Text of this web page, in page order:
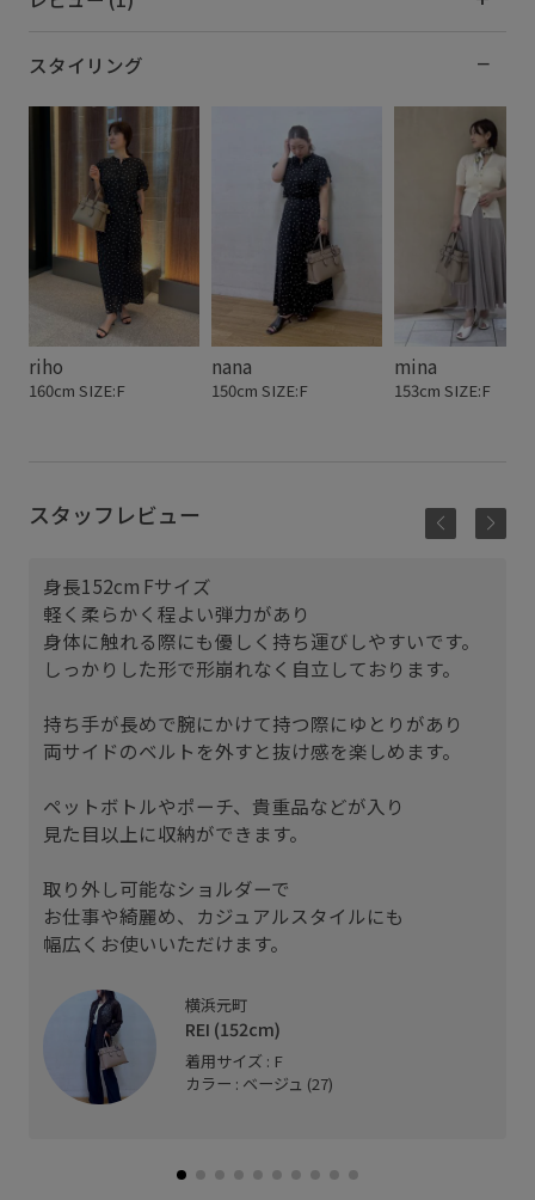
スタイリング
riho
160cm SIZE:F
nana
150cm SIZE:F
mina
153cm SIZE:F
スタッフレビュー
身長152cm Fサイズ
軽く柔らかく程よい弾力があり
身体に触れる際にも優しく持ち運びしやすいです。
しっかりした形で形崩れなく自立しております。
持ち手が長めで腕にかけて持つ際にゆとりがあり
両サイドのベルトを外すと抜け感を楽しめます。
ペットボトルやポーチ、貴重品などが入り
見た目以上に収納ができます。
取り外し可能なショルダーで
お仕事や綺麗め、カジュアルスタイルにも
幅広くお使いいただけます。
横浜元町
REI (152cm)
着用サイズ : F
カラー : ベージュ (27)